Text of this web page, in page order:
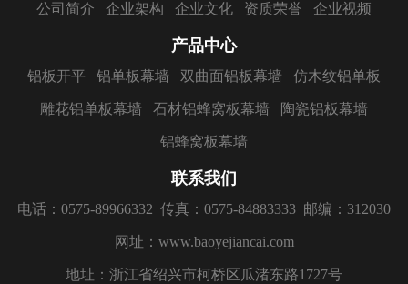
公司简介 企业架构 企业文化 资质荣誉 企业视频
产品中心
铝板开平 铝单板幕墙 双曲面铝板幕墙 仿木纹铝单板
雕花铝单板幕墙 石材铝蜂窝板幕墙 陶瓷铝板幕墙
铝蜂窝板幕墙
联系我们
电话：0575-89966332 传真：0575-84883333 邮编：312030
网址：www.baoyejiancai.com
地址：浙江省绍兴市柯桥区瓜渚东路1727号